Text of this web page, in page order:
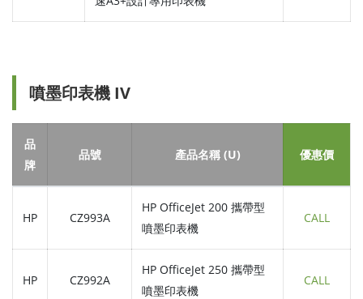
噴墨印表機 IV
品
牌
品號 產品名稱 (U) 優惠價
HP CZ993A
HP OfficeJet 200 攜帶型
噴墨印表機
CALL
HP CZ992A
HP OfficeJet 250 攜帶型
噴墨印表機
CALL